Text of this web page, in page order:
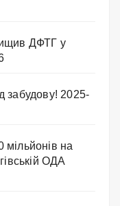
ДФТГ у
забудову! 2025-
мільйонів на
ОДА